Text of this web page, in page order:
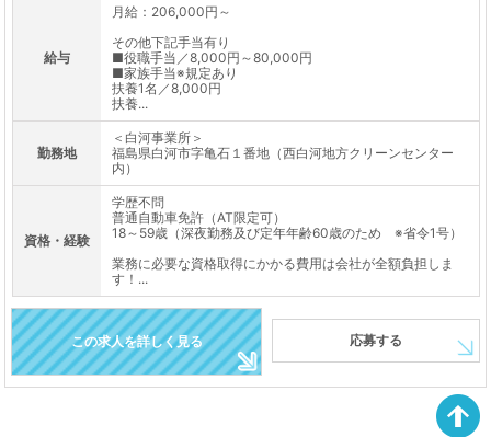
給与
月給：206,000円～
その他下記手当有り
■役職手当／8,000円～80,000円
■家族手当※規定あり
扶養1名／8,000円
扶養...
勤務地
＜白河事業所＞
福島県白河市字亀石１番地（西白河地方クリーンセンター
内）
資格・経験
学歴不問
普通自動車免許（AT限定可）
18～59歳（深夜勤務及び定年年齢60歳のため ※省令1号）
業務に必要な資格取得にかかる費用は会社が全額負担しま
す！...
この求人を詳しく見る 応募する